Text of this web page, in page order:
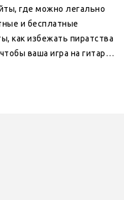
где можно легально
и бесплатные
как избежать пиратства
ваша игра на гитаре